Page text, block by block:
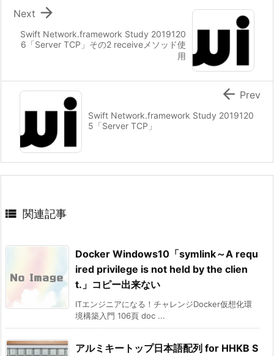
Swift Network.framework Study 2019120
6「Server TCP」その2 receiveメソッド使
用

Next
Swift Network.framework Study 2019120
5「Server TCP」
 Prev
 関連記事
Docker Windows10「symlink～A requ
ired privilege is not held by the clien
t.」コピー出来ない
ITエンジニアになる！チャレンジDocker仮想化環
境構築入門 106頁 doc ...
アルミキートップ日本語配列 for HHKB S